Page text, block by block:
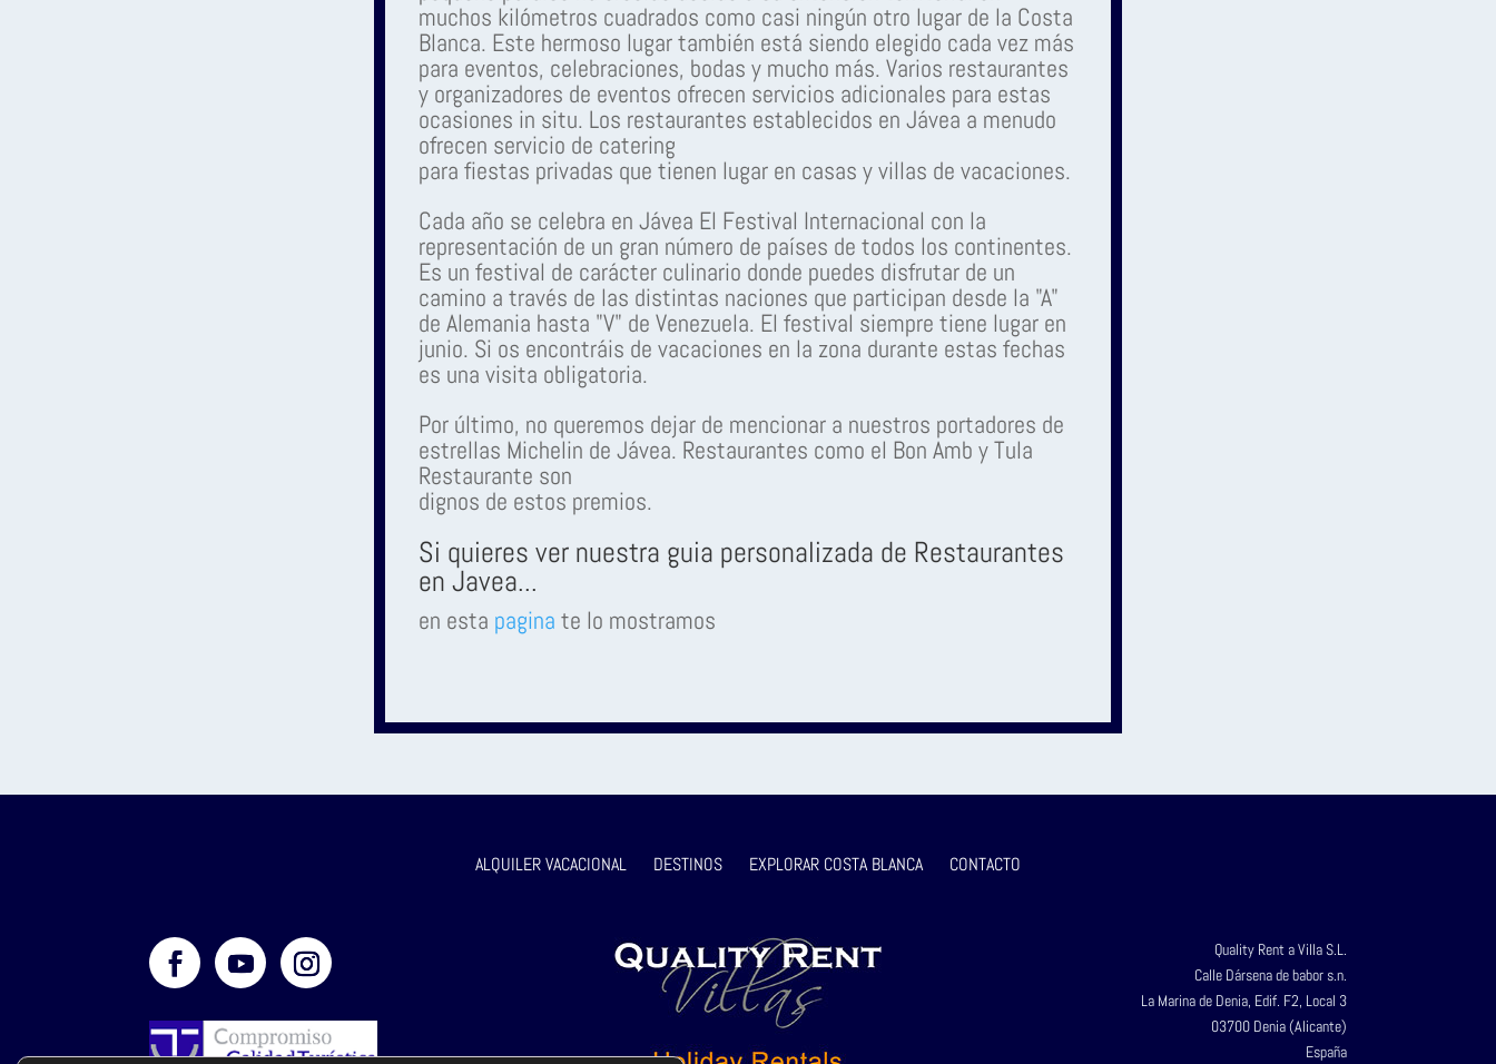
muchos kilómetros cuadrados como casi ningún otro lugar de la Costa
Blanca. Este hermoso lugar también está siendo elegido cada vez más
para eventos, celebraciones, bodas y mucho más. Varios restaurantes
y organizadores de eventos ofrecen servicios adicionales para estas
ocasiones in situ. Los restaurantes establecidos en Jávea a menudo
ofrecen servicio de catering
para fiestas privadas que tienen lugar en casas y villas de vacaciones.
Cada año se celebra en Jávea El Festival Internacional con la
representación de un gran número de países de todos los continentes.
Es un festival de carácter culinario donde puedes disfrutar de un
camino a través de las distintas naciones que participan desde la "A"
de Alemania hasta "V" de Venezuela. El festival siempre tiene lugar en
junio. Si os encontráis de vacaciones en la zona durante estas fechas
es una visita obligatoria.
Por último, no queremos dejar de mencionar a nuestros portadores de
estrellas Michelin de Jávea. Restaurantes como el Bon Amb y Tula
Restaurante son
dignos de estos premios.
Si quieres ver nuestra guia personalizada de Restaurantes
en Javea...
en esta pagina te lo mostramos
ALQUILER VACACIONAL DESTINOS EXPLORAR COSTA BLANCA CONTACTO
Quality Rent a Villa S.L.
Calle Dársena de babor s.n.
La Marina de Denia, Edif. F2, Local 3
03700 Denia (Alicante)
España